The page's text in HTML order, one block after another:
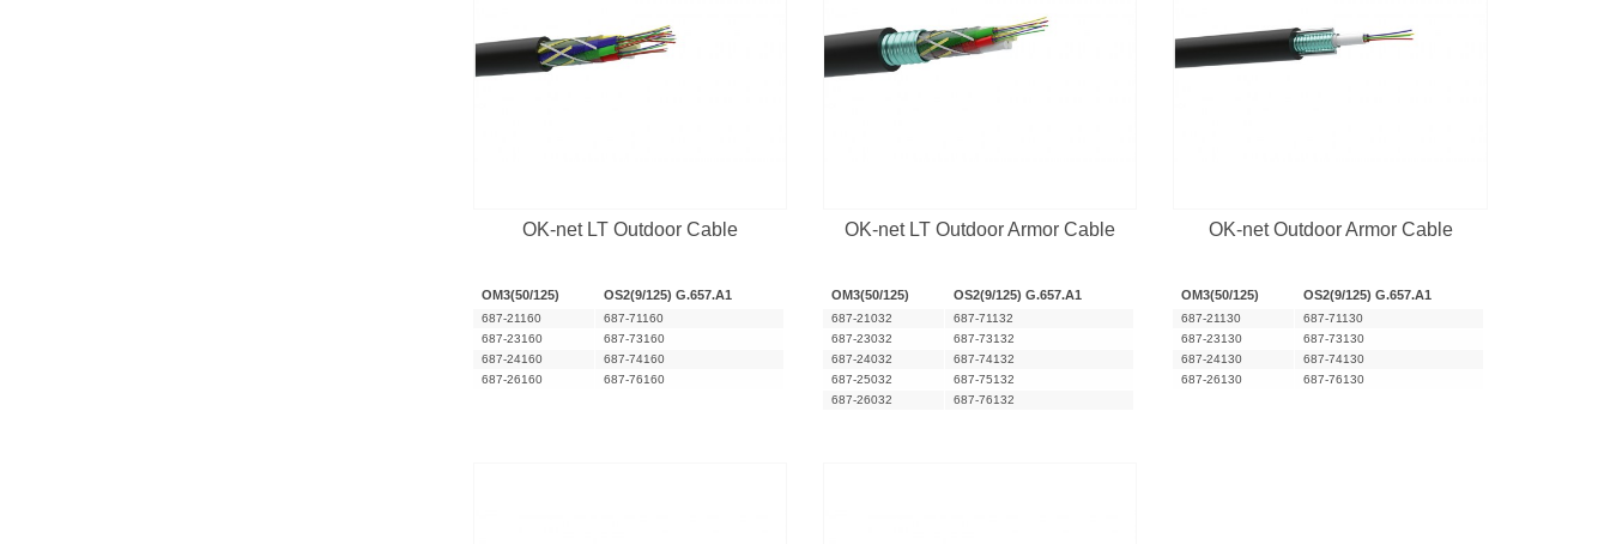
OK-net LT Outdoor Cable
OM3(50/125) OS2(9/125) G.657.A1
687-21160
687-71160
687-23160
687-73160
687-24160
687-74160
687-26160
687-76160
OK-net LT Outdoor Armor Cable
OM3(50/125) OS2(9/125) G.657.A1
687-21032
687-71132
687-23032
687-73132
687-24032
687-74132
687-25032
687-75132
687-26032
687-76132
OK-net Outdoor Armor Cable
OM3(50/125) OS2(9/125) G.657.A1
687-21130
687-71130
687-23130
687-73130
687-24130
687-74130
687-26130
687-76130